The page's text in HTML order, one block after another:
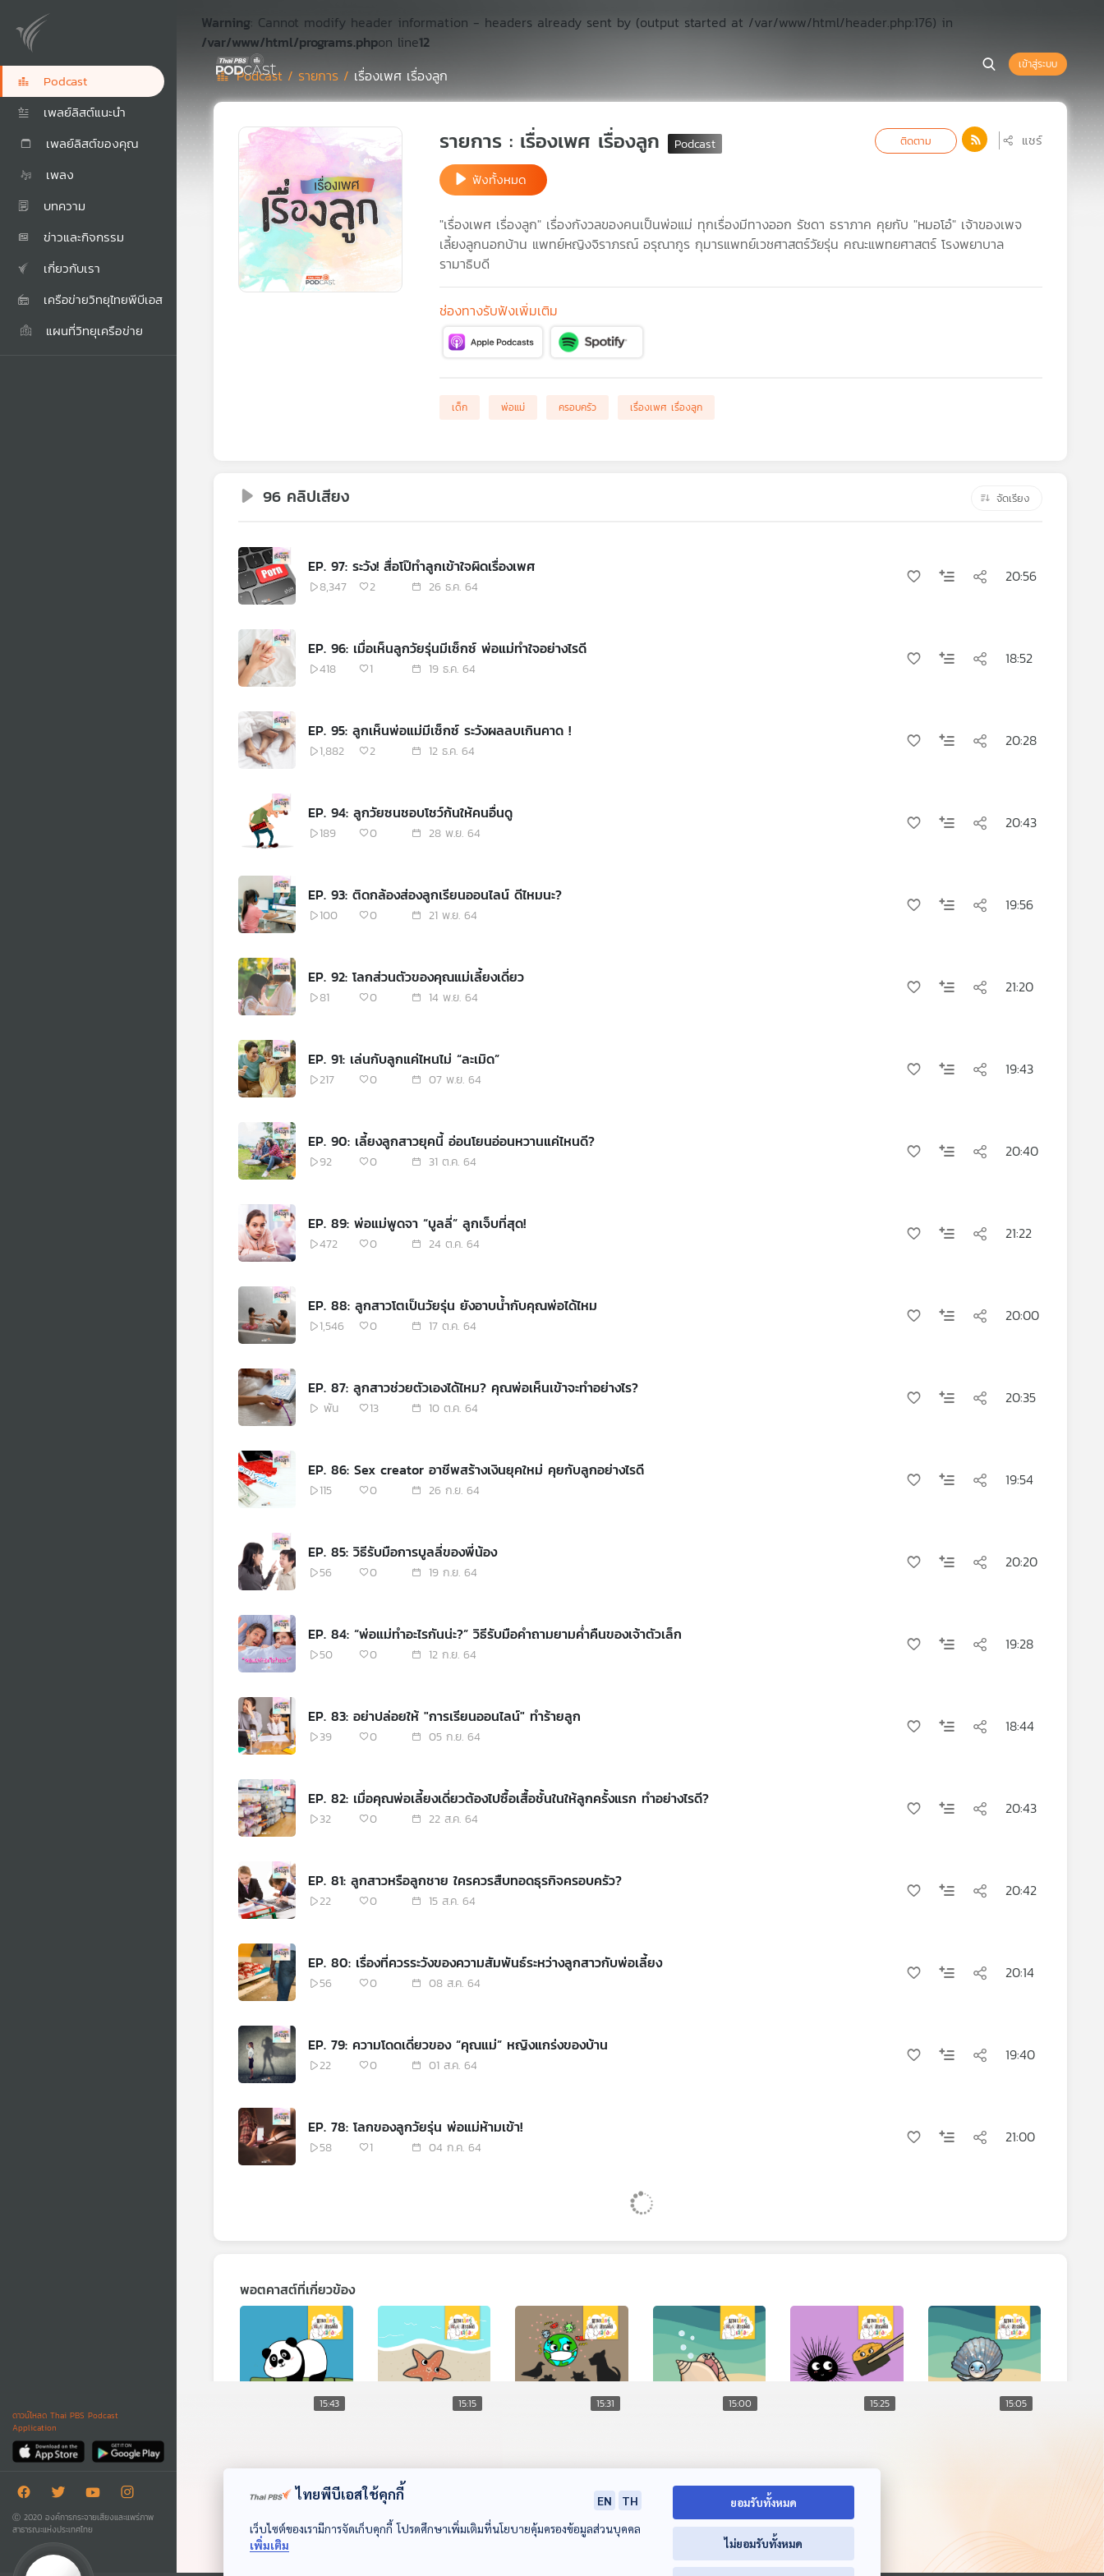
Podcast
เพลย์ลิสต์แนะนำ
เพลย์ลิสต์ของคุณ
เพลง
บทความ
ข่าวและกิจกรรม
เกี่ยวกับเรา
เครือข่ายวิทยุไทยพีบีเอส
แผนที่วิทยุเครือข่าย
ดาวน์โหลด Thai PBS Podcast
Application
Ⓒ 2020 องค์การกระจายเสียงและแพร่ภาพ
สาธารณะแห่งประเทศไทย
เข้าสู่ระบบ
Warning: Cannot modify header information - headers already sent by (output started at /var/www/html/header.php:176) in
/var/www/html/programs.phpon line12
Podcast /รายการ / เรื่องเพศ เรื่องลูก
รายการ : เรื่องเพศ เรื่องลูก ติดตาม แชร์
ฟังทั้งหมด
"เรื่องเพศ เรื่องลูก" เรื่องกังวลของคนเป็นพ่อแม่ ทุกเรื่องมีทางออก รัชดา ธราภาค คุยกับ "หมอโอ๋" เจ้าของเพจ
เลี้ยงลูกนอกบ้าน แพทย์หญิงจิราภรณ์ อรุณากูร กุมารแพทย์เวชศาสตร์วัยรุ่น คณะแพทยศาสตร์ โรงพยาบาล
รามาธิบดี
ช่องทางรับฟังเพิ่มเติม
เด็ก พ่อแม่ ครอบครัว เรื่องเพศ เรื่องลูก
96 คลิปเสียง จัดเรียง
EP. 97: ระวัง! สื่อโป๊ทำลูกเข้าใจผิดเรื่องเพศ
8,347 2 26 ธ.ค. 64
20:56
EP. 96: เมื่อเห็นลูกวัยรุ่นมีเซ็กซ์ พ่อแม่ทำใจอย่างไรดี
418 1 19 ธ.ค. 64
18:52
EP. 95: ลูกเห็นพ่อแม่มีเซ็กซ์ ระวังผลลบเกินคาด !
1,882 2 12 ธ.ค. 64
20:28
EP. 94: ลูกวัยซนชอบโชว์ก้นให้คนอื่นดู
189 0 28 พ.ย. 64
20:43
EP. 93: ติดกล้องส่องลูกเรียนออนไลน์ ดีไหมนะ?
100 0 21 พ.ย. 64
19:56
EP. 92: โลกส่วนตัวของคุณแม่เลี้ยงเดี่ยว
81 0 14 พ.ย. 64
21:20
EP. 91: เล่นกับลูกแค่ไหนไม่ “ละเมิด”
217 0 07 พ.ย. 64
19:43
EP. 90: เลี้ยงลูกสาวยุคนี้ อ่อนโยนอ่อนหวานแค่ไหนดี?
92 0 31 ต.ค. 64
20:40
EP. 89: พ่อแม่พูดจา “บูลลี่” ลูกเจ็บที่สุด!
472 0 24 ต.ค. 64
21:22
EP. 88: ลูกสาวโตเป็นวัยรุ่น ยังอาบน้ำกับคุณพ่อได้ไหม
1,546 0 17 ต.ค. 64
20:00
EP. 87: ลูกสาวช่วยตัวเองได้ไหม? คุณพ่อเห็นเข้าจะทำอย่างไร?
พัน 13 10 ต.ค. 64
20:35
EP. 86: Sex creator อาชีพสร้างเงินยุคใหม่ คุยกับลูกอย่างไรดี
115 0 26 ก.ย. 64
19:54
EP. 85: วิธีรับมือการบูลลี่ของพี่น้อง
56 0 19 ก.ย. 64
20:20
EP. 84: “พ่อแม่ทำอะไรกันน่ะ?” วิธีรับมือคำถามยามค่ำคืนของเจ้าตัวเล็ก
50 0 12 ก.ย. 64
19:28
EP. 83: อย่าปล่อยให้ "การเรียนออนไลน์" ทำร้ายลูก
39 0 05 ก.ย. 64
18:44
EP. 82: เมื่อคุณพ่อเลี้ยงเดี่ยวต้องไปซื้อเสื้อชั้นในให้ลูกครั้งแรก ทำอย่างไรดี?
32 0 22 ส.ค. 64
20:43
EP. 81: ลูกสาวหรือลูกชาย ใครควรสืบทอดธุรกิจครอบครัว?
22 0 15 ส.ค. 64
20:42
EP. 80: เรื่องที่ควรระวังของความสัมพันธ์ระหว่างลูกสาวกับพ่อเลี้ยง
56 0 08 ส.ค. 64
20:14
EP. 79: ความโดดเดี่ยวของ “คุณแม่” หญิงแกร่งของบ้าน
22 0 01 ส.ค. 64
19:40
EP. 78: โลกของลูกวัยรุ่น พ่อแม่ห้ามเข้า!
58 1 04 ก.ค. 64
21:00
พอตคาสต์ที่เกี่ยวข้อง
15:43 15:15
ร่างกาย
นานาสัตว์สารพัดเสียง
15:31 15:00 15:25 15:05
ไทยพีบีเอสใช้คุกกี้ EN
TH
เว็บไซต์ของเรามีการจัดเก็บคุกกี้ โปรดศึกษาเพิ่มเติมที่นโยบายคุ้มครองข้อมูลส่วนบุคคล
เพิ่มเติม
ยอมรับทั้งหมด
ไม่ยอมรับทั้งหมด